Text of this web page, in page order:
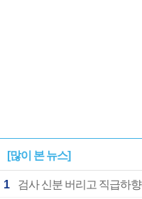
[많이 본 뉴스]
1